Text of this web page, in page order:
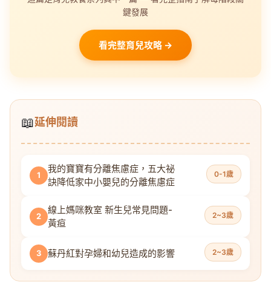
鍵發展
看完整育兒攻略 →
📖延伸閱讀
1
我的寶寶有分離焦慮症，五大祕
訣降低家中小嬰兒的分離焦慮症
0-1歲
2
線上媽咪教室 新生兒常見問題-
黃疸
2~3歲
3 蘇丹紅對孕婦和幼兒造成的影響 2~3歲